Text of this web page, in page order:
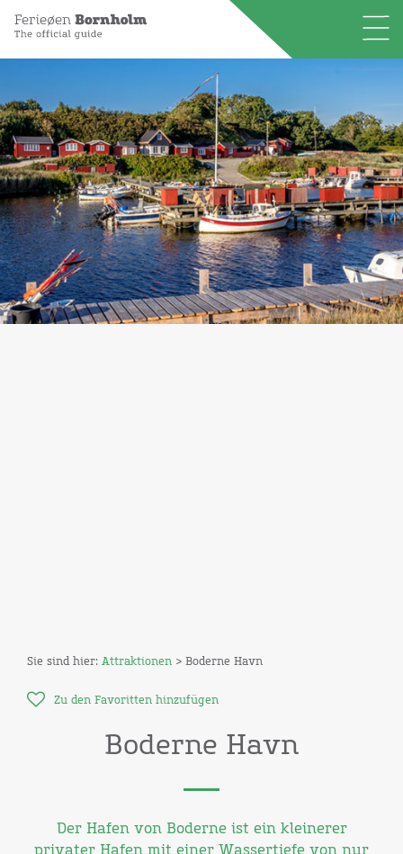
Sie sind hier: Attraktionen > Boderne Havn
Zu den Favoritten hinzufügen
Boderne Havn
Der Hafen von Boderne ist ein kleinerer
privater Hafen mit einer Wassertiefe von nur